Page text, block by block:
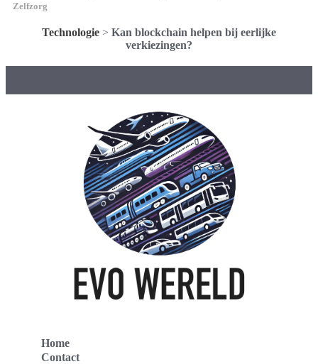
Zelfzorg
Technologie > Kan blockchain helpen bij eerlijke
verkiezingen?
Home
Contact